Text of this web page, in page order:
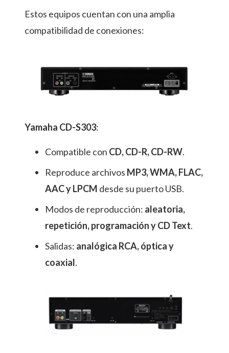
Estos equipos cuentan con una amplia
compatibilidad de conexiones:
Yamaha CD-S303:
Compatible con CD, CD-R, CD-RW.
Reproduce archivos MP3, WMA, FLAC,
AAC y LPCM desde su puerto USB.
Modos de reproducción: aleatoria,
repetición, programación y CD Text.
Salidas: analógica RCA, óptica y
coaxial.